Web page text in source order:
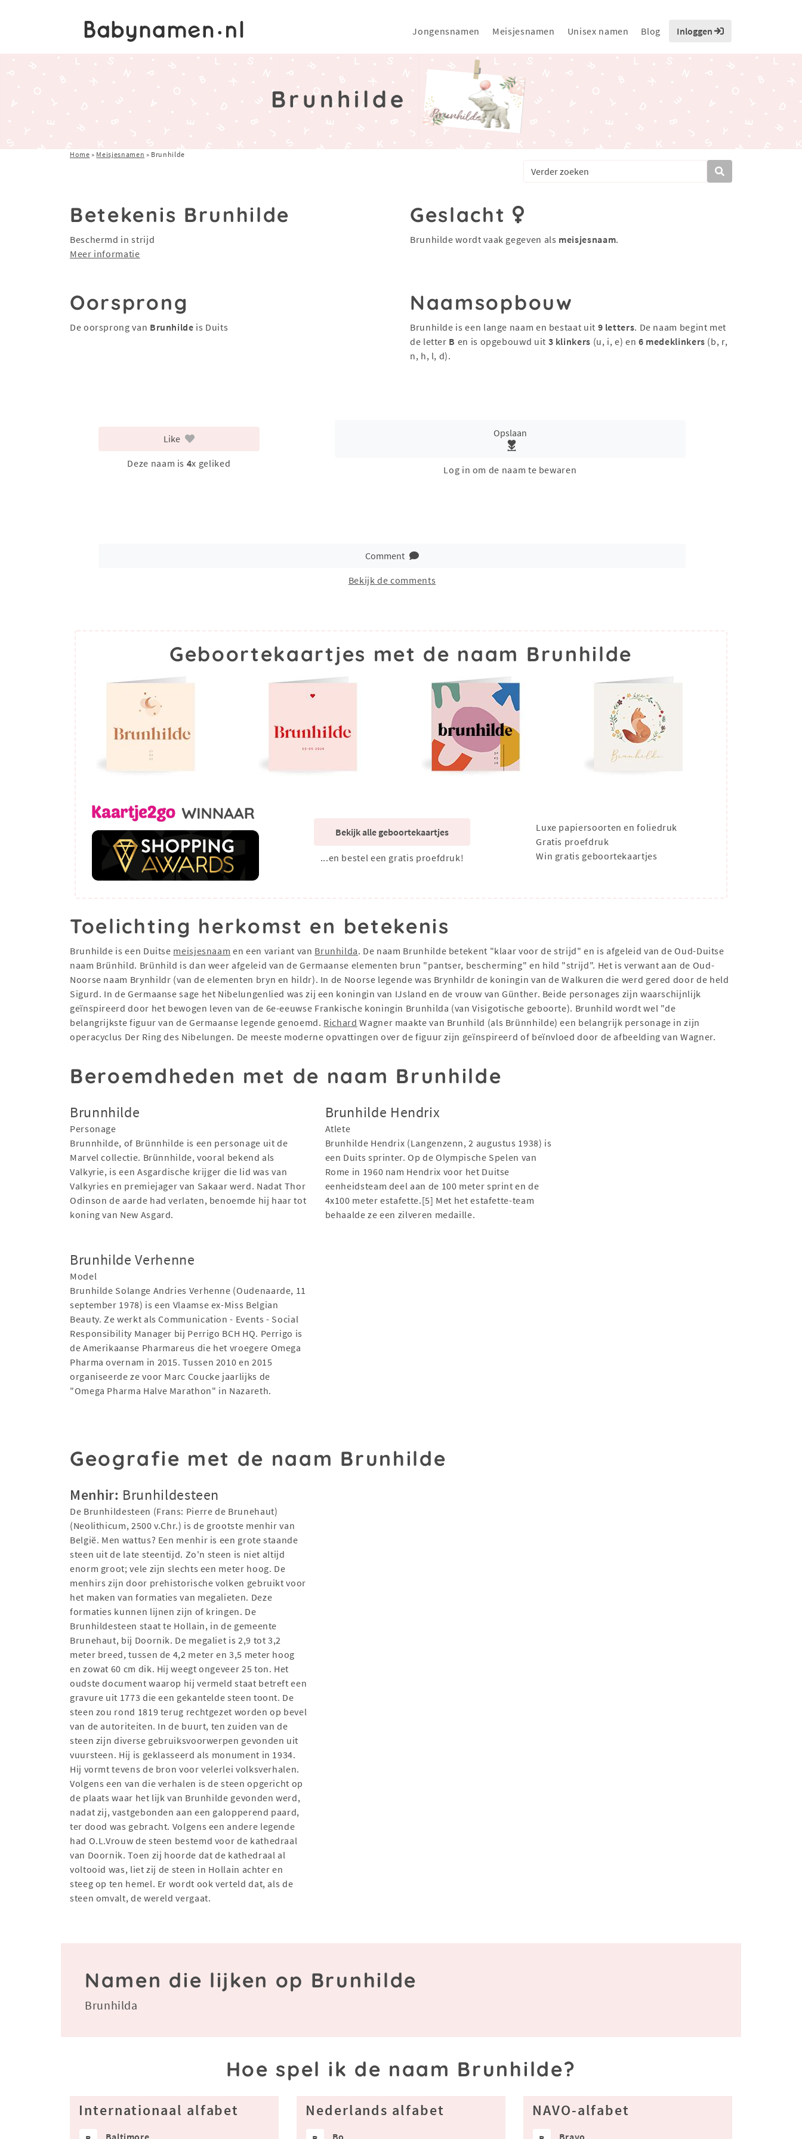
Jongensnamen Meisjesnamen Unisex namen Blog Inloggen
Brunhilde
Home » Meisjesnamen » Brunhilde
Betekenis Brunhilde
Beschermd in strijd
Meer informatie
Geslacht
Brunhilde wordt vaak gegeven als meisjesnaam.
Oorsprong
De oorsprong van Brunhilde is Duits
Naamsopbouw
Brunhilde is een lange naam en bestaat uit 9 letters. De naam begint met
de letter B en is opgebouwd uit 3 klinkers (u, i, e) en 6 medeklinkers (b, r,
n, h, l, d).
Like
Deze naam is 4x geliked
Opslaan
Log in om de naam te bewaren
Comment
Bekijk de comments
Geboortekaartjes met de naam Brunhilde
Bekijk alle geboortekaartjes
...en bestel een gratis proefdruk!
Luxe papiersoorten en foliedruk
Gratis proefdruk
Win gratis geboortekaartjes
Toelichting herkomst en betekenis
Brunhilde is een Duitse meisjesnaam en een variant van Brunhilda. De naam Brunhilde betekent "klaar voor de strijd" en is afgeleid van de Oud-Duitse
naam Brünhild. Brünhild is dan weer afgeleid van de Germaanse elementen brun "pantser, bescherming" en hild "strijd". Het is verwant aan de Oud-
Noorse naam Brynhildr (van de elementen bryn en hildr). In de Noorse legende was Brynhildr de koningin van de Walkuren die werd gered door de held
Sigurd. In de Germaanse sage het Nibelungenlied was zij een koningin van IJsland en de vrouw van Günther. Beide personages zijn waarschijnlijk
geïnspireerd door het bewogen leven van de 6e-eeuwse Frankische koningin Brunhilda (van Visigotische geboorte). Brunhild wordt wel "de
belangrijkste figuur van de Germaanse legende genoemd. Richard Wagner maakte van Brunhild (als Brünnhilde) een belangrijk personage in zijn
operacyclus Der Ring des Nibelungen. De meeste moderne opvattingen over de figuur zijn geïnspireerd of beïnvloed door de afbeelding van Wagner.
Beroemdheden met de naam Brunhilde
Brunnhilde
Personage
Brunnhilde, of Brünnhilde is een personage uit de
Marvel collectie. Brünnhilde, vooral bekend als
Valkyrie, is een Asgardische krijger die lid was van
Valkyries en premiejager van Sakaar werd. Nadat Thor
Odinson de aarde had verlaten, benoemde hij haar tot
koning van New Asgard.
Brunhilde Hendrix
Atlete
Brunhilde Hendrix (Langenzenn, 2 augustus 1938) is
een Duits sprinter. Op de Olympische Spelen van
Rome in 1960 nam Hendrix voor het Duitse
eenheidsteam deel aan de 100 meter sprint en de
4x100 meter estafette.[5] Met het estafette-team
behaalde ze een zilveren medaille.
Brunhilde Verhenne
Model
Brunhilde Solange Andries Verhenne (Oudenaarde, 11
september 1978) is een Vlaamse ex-Miss Belgian
Beauty. Ze werkt als Communication - Events - Social
Responsibility Manager bij Perrigo BCH HQ. Perrigo is
de Amerikaanse Pharmareus die het vroegere Omega
Pharma overnam in 2015. Tussen 2010 en 2015
organiseerde ze voor Marc Coucke jaarlijks de
"Omega Pharma Halve Marathon" in Nazareth.
Geografie met de naam Brunhilde
Menhir: Brunhildesteen
De Brunhildesteen (Frans: Pierre de Brunehaut)
(Neolithicum, 2500 v.Chr.) is de grootste menhir van
België. Men wattus? Een menhir is een grote staande
steen uit de late steentijd. Zo'n steen is niet altijd
enorm groot; vele zijn slechts een meter hoog. De
menhirs zijn door prehistorische volken gebruikt voor
het maken van formaties van megalieten. Deze
formaties kunnen lijnen zijn of kringen. De
Brunhildesteen staat te Hollain, in de gemeente
Brunehaut, bij Doornik. De megaliet is 2,9 tot 3,2
meter breed, tussen de 4,2 meter en 3,5 meter hoog
en zowat 60 cm dik. Hij weegt ongeveer 25 ton. Het
oudste document waarop hij vermeld staat betreft een
gravure uit 1773 die een gekantelde steen toont. De
steen zou rond 1819 terug rechtgezet worden op bevel
van de autoriteiten. In de buurt, ten zuiden van de
steen zijn diverse gebruiksvoorwerpen gevonden uit
vuursteen. Hij is geklasseerd als monument in 1934.
Hij vormt tevens de bron voor velerlei volksverhalen.
Volgens een van die verhalen is de steen opgericht op
de plaats waar het lijk van Brunhilde gevonden werd,
nadat zij, vastgebonden aan een galopperend paard,
ter dood was gebracht. Volgens een andere legende
had O.L.Vrouw de steen bestemd voor de kathedraal
van Doornik. Toen zij hoorde dat de kathedraal al
voltooid was, liet zij de steen in Hollain achter en
steeg op ten hemel. Er wordt ook verteld dat, als de
steen omvalt, de wereld vergaat.
Namen die lijken op Brunhilde
Brunhilda
Hoe spel ik de naam Brunhilde?
Internationaal alfabet
Baltimore
Nederlands alfabet
Bo
NAVO-alfabet
Bravo